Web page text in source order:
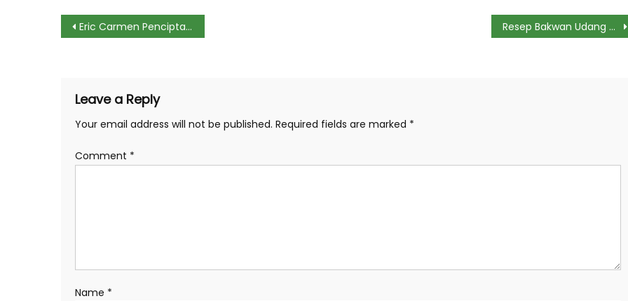
Post
Eric Carmen Pencipta Lagu ‘All By Myself’ Meninggal saat Tidur Resep Bakwan Udang dan Sayuran yang Renyah Untuk Camilan Buka Puasa
Leave a Reply
Your email address will not be published. Required fields are marked *
Comment *
Name *